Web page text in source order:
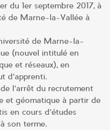
du 1er septembre 2017, à
de Marne-la-Vallée à
de Marne-la-
(nouvel intitulé en
et réseaux), en
d’apprenti.
l’arrêt du recrutement
et géomatique à partir de
en cours d’études
son terme.